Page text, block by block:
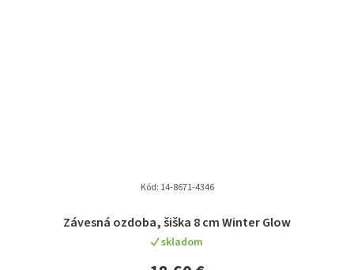
Závesná ozdoba, šiška 8 cm Winter Glow
skladom
Kód: 14-8671-4346